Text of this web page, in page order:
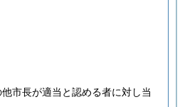
市長が適当と認める者に対し当